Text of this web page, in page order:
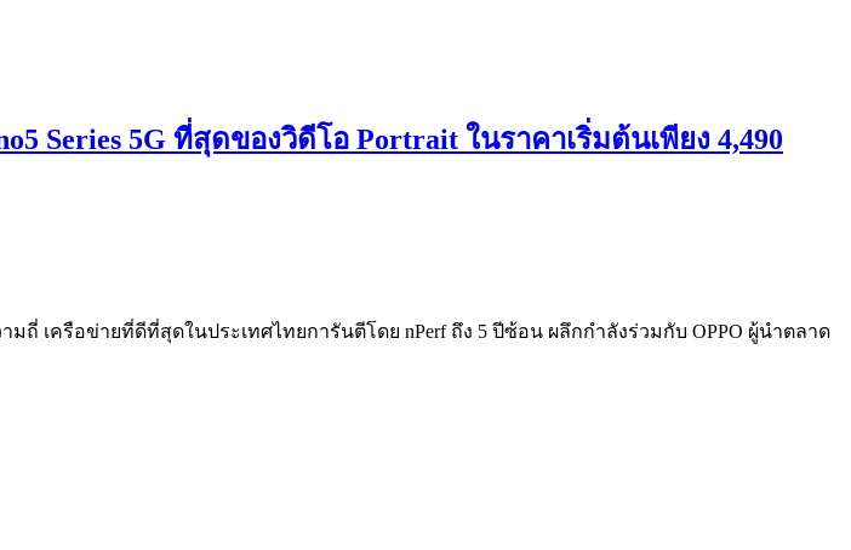
Series 5G ที่สุดของวิดีโอ Portrait ในราคาเริ่มต้นเพียง 4,490
ถี่ เครือข่ายที่ดีที่สุดในประเทศไทยการันตีโดย nPerf ถึง 5 ปีซ้อน ผลึกกำลังร่วมกับ OPPO ผู้นำตลาด